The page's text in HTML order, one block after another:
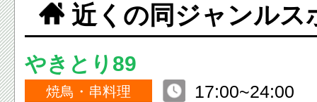
近くの同ジャンルス
やきとり89
焼鳥・串料理
17:00~24:00